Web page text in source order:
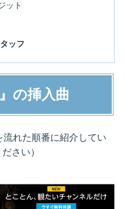
ット
ッフ
の挿入曲
流れた順番に紹介してい
さい）